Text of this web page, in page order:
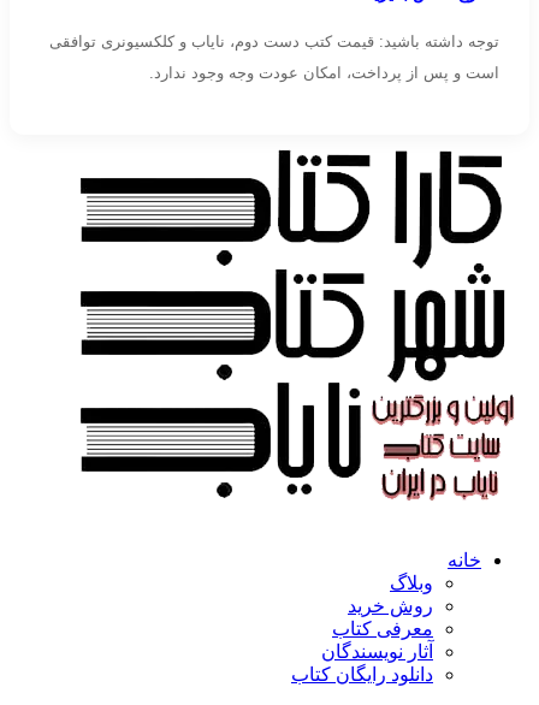
توجه داشته باشید: قیمت کتب دست دوم، نایاب و کلکسیونری توافقی
است و پس از پرداخت، امکان عودت وجه وجود ندارد.
خانه
وبلاگ
روش خرید
معرفی کتاب
آثار نویسندگان
دانلود رایگان کتاب